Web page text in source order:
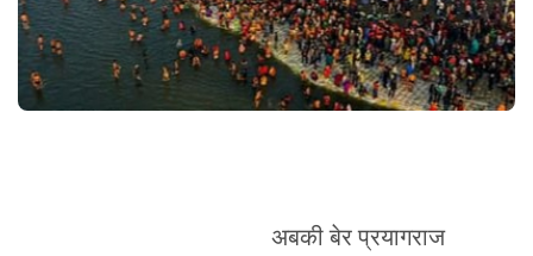
अबकी बेर प्रयागराज